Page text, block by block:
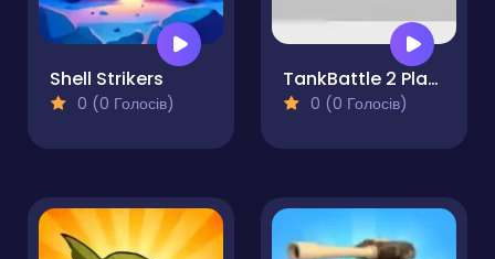
Shell Strikers
0 (0 Голосів)
TankBattle 2 Player
0 (0 Голосів)